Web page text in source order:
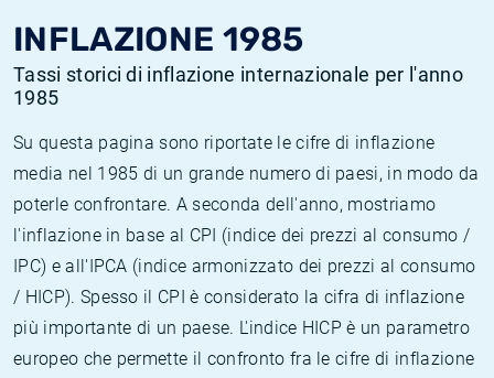
INFLAZIONE 1985
Tassi storici di inflazione internazionale per l'anno
1985
Su questa pagina sono riportate le cifre di inflazione
media nel 1985 di un grande numero di paesi, in modo da
poterle confrontare. A seconda dell'anno, mostriamo
l'inflazione in base al CPI (indice dei prezzi al consumo /
IPC) e all'IPCA (indice armonizzato dei prezzi al consumo
/ HICP). Spesso il CPI è considerato la cifra di inflazione
più importante di un paese. L'indice HICP è un parametro
europeo che permette il confronto fra le cifre di inflazione